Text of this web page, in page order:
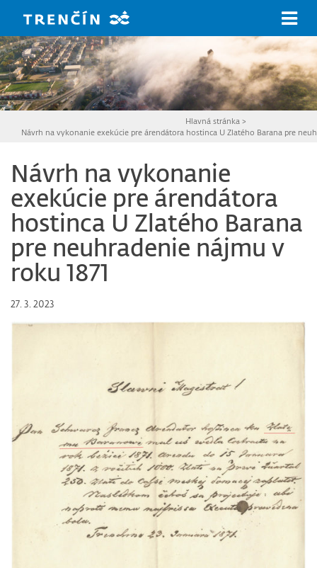
Hlavná stránka >
Návrh na vykonanie exekúcie pre árendátora hostinca U Zlatého Barana pre
Návrh na vykonanie
exekúcie pre árendátora
hostinca U Zlatého Barana
pre neuhradenie nájmu v
roku 1871
27. 3. 2023